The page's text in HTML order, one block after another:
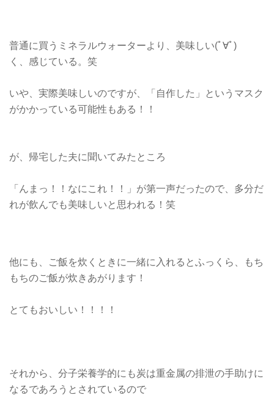
普通に買うミネラルウォーターより、美味しい(ﾟ∀ﾟ)
く、感じている。笑
いや、実際美味しいのですが、「自作した」というマスク
がかかっている可能性もある！！
が、帰宅した夫に聞いてみたところ
「んまっ！！なにこれ！！」が第一声だったので、多分だ
れが飲んでも美味しいと思われる！笑
他にも、ご飯を炊くときに一緒に入れるとふっくら、もち
もちのご飯が炊きあがります！
とてもおいしい！！！！
それから、分子栄養学的にも炭は重金属の排泄の手助けに
なるであろうとされているので